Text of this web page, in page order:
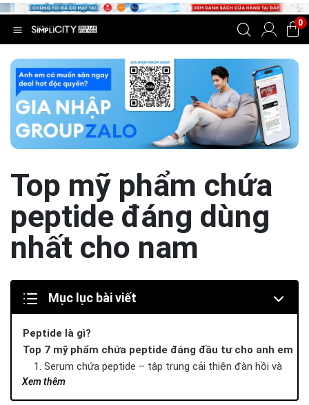
0
Top mỹ phẩm chứa
peptide đáng dùng
nhất cho nam
Mục lục bài viết
Xem thêm
Peptide là gì?
Top 7 mỹ phẩm chứa peptide đáng đầu tư cho anh em
1. Serum chứa peptide – tập trung cải thiện đàn hồi và
thâm mụn
2. Toner chứa peptide – bước đệm phục hồi nhẹ nhàng